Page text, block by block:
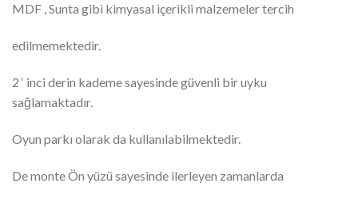
MDF , Sunta gibi kimyasal içerikli malzemeler tercih
edilmemektedir.
2 ‘ inci derin kademe sayesinde güvenli bir uyku
sağlamaktadır.
Oyun parkı olarak da kullanılabilmektedir.
De monte Ön yüzü sayesinde ilerleyen zamanlarda